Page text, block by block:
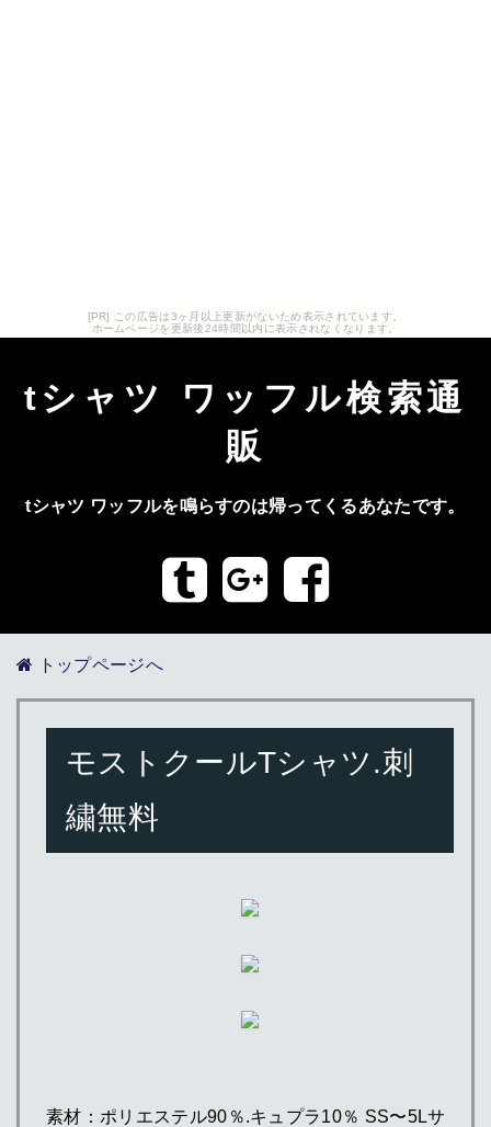
[PR] この広告は3ヶ月以上更新がないため表示されています。
ホームページを更新後24時間以内に表示されなくなります。
tシャツ ワッフル検索通
販
tシャツ ワッフルを鳴らすのは帰ってくるあなたです。
トップページへ
モストクールTシャツ.刺
繍無料
素材：ポリエステル90％.キュプラ10％ SS〜5Lサ